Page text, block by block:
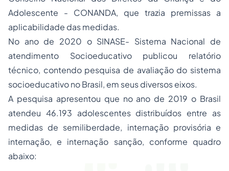
Adolescente - CONANDA, que trazia premissas a
aplicabilidade das medidas.
No ano de 2020 o SINASE- Sistema Nacional de
atendimento Socioeducativo publicou relatório
técnico, contendo pesquisa de avaliação do sistema
socioeducativo no Brasil, em seus diversos eixos.
A pesquisa apresentou que no ano de 2019 o Brasil
atendeu 46.193 adolescentes distribuídos entre as
medidas de semiliberdade, internação provisória e
internação, e internação sanção, conforme quadro
abaixo: